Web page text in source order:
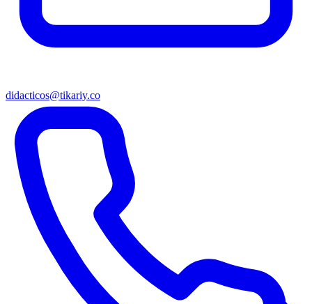
didacticos@tikariy.co